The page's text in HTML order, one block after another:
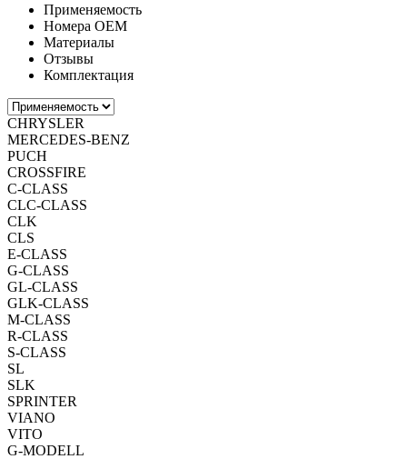
Применяемость
Номера ОЕМ
Материалы
Отзывы
Комплектация
CHRYSLER
MERCEDES-BENZ
PUCH
CROSSFIRE
C-CLASS
CLC-CLASS
CLK
CLS
E-CLASS
G-CLASS
GL-CLASS
GLK-CLASS
M-CLASS
R-CLASS
S-CLASS
SL
SLK
SPRINTER
VIANO
VITO
G-MODELL